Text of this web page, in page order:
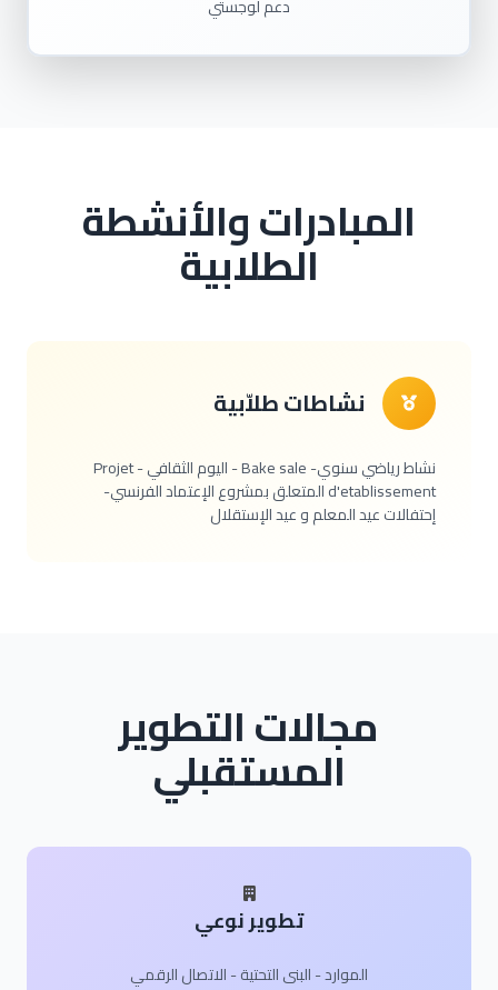
دعم لوجستي
المبادرات والأنشطة
الطلابية
نشاطات طلاّبية
نشاط رياضي سنوي- Bake sale - اليوم الثقافي - Projet
d'etablissement المتعلق بمشروع الإعتماد الفرنسي-
إحتفالات عيد المعلم و عيد الإستقلال
مجالات التطوير
المستقبلي
تطوير نوعي
الموارد - البنى التحتية - الاتصال الرقمي